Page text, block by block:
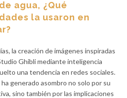
agua, ¿Qué
la usaron en
la creación de imágenes inspiradas
Ghibli mediante inteligencia
una tendencia en redes sociales.
generado asombro no solo por su
sino también por las implicaciones